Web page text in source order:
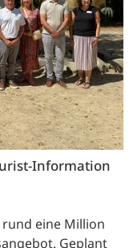
Information
eine Million
Geplant